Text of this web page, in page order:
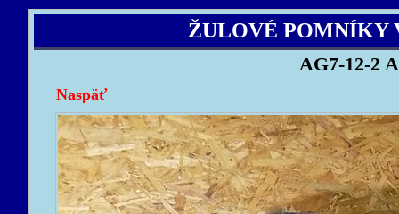
ŽULOVÉ POMNÍKY
AG7-12-2
Naspäť